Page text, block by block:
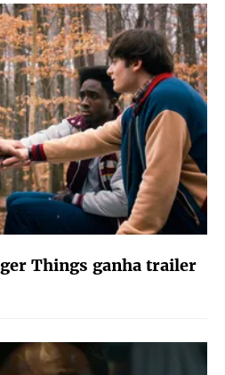
Things ganha trailer